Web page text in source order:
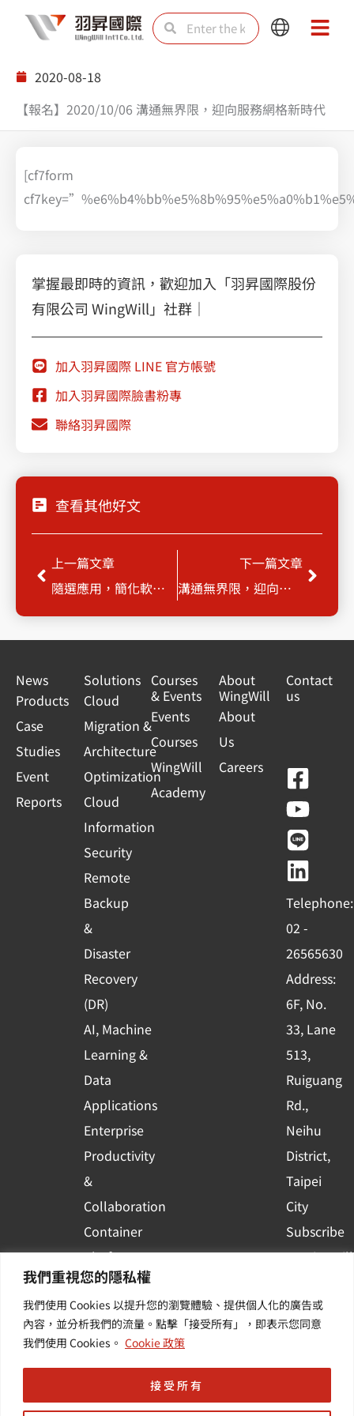
我們重視您的隱私權
我們使用 Cookies 以提升您的瀏覽體驗、提供個人化的廣告或
內容，並分析我們的流量。點擊「接受所有」，即表示您同意
我們使用 Cookies。 Cookie 政策
接受所有
SearchSearch
Main
Main
2020-08-18
【報名】2020/10/06 溝通無界限，迎向服務網格新時代
[cf7form
掌握最即時的資訊，歡迎加入「羽昇國際股份
有限公司 WingWill」社群｜
加入羽昇國際 LINE 官方帳號
加入羽昇國際臉書粉專
聯絡羽昇國際
查看其他好文
Prev
上一篇文章
隨選應用，簡化軟體部署維護，提高MIS部門效率！
下一篇文章
溝通無界限，迎向服務網格新時代
Next
News
Products
Case
Studies
Event
Reports
Solutions
Cloud
Migration &
Architecture
Optimization
Cloud
Information
Security
Remote
Backup
&
Disaster
Recovery
(DR)
AI, Machine
Learning &
Data
Applications
Enterprise
Productivity
&
Collaboration
Container
Platform
Applications
Others /
Value-
Courses
& Events
Events
Courses
WingWill
Academy
About
WingWill
About
Us
Careers
Contact
us
F
a
c
e
b
o
o
k
-
s
q
u
a
r
e
Y
o
u
t
u
b
e
L
i
n
e
L
i
n
k
e
d
i
n
Telephone:
02 -
26565630
Address:
6F, No.
33, Lane
513,
Ruiguang
Rd.,
Neihu
District,
Taipei
City
Subscribe
to WingWill
the latest
event and